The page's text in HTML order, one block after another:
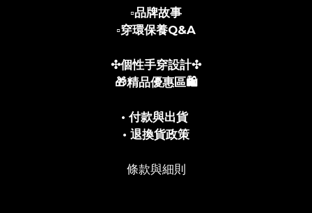
▫️品牌故事
▫️穿環保養Q&A
✣個性手穿設計✣
🎁精品優惠區🛍️
• 付款與出貨
• 退換貨政策
條款與細則